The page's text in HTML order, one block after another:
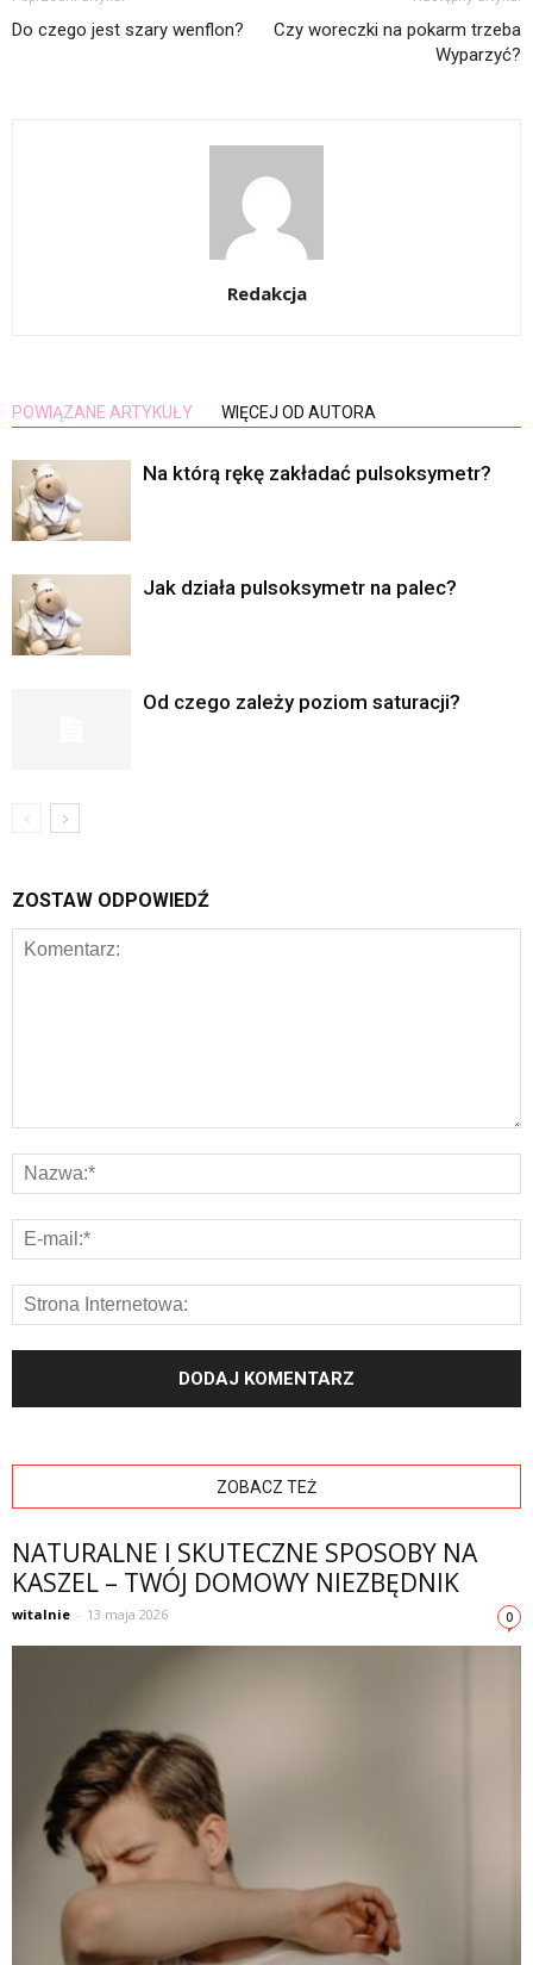
Do czego jest szary wenflon?
Czy woreczki na pokarm trzeba
Wyparzyć?
Redakcja
POWIĄZANE ARTYKUŁY WIĘCEJ OD AUTORA
Na którą rękę zakładać pulsoksymetr?
Jak działa pulsoksymetr na palec?
Od czego zależy poziom saturacji?
ZOSTAW ODPOWIEDŹ
ZOBACZ TEŻ
NATURALNE I SKUTECZNE SPOSOBY NA
KASZEL – TWÓJ DOMOWY NIEZBĘDNIK
witalnie - 13 maja 2026 0